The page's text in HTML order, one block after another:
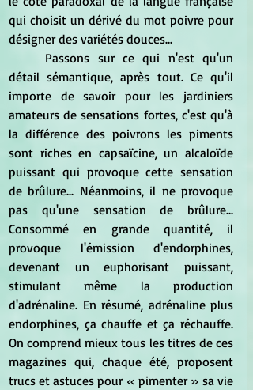
qui choisit un dérivé du mot poivre pour
désigner des variétés douces...
détail sémantique, après tout. Ce qu'il
importe de savoir pour les jardiniers
amateurs de sensations fortes, c'est qu'à
la différence des poivrons les piments
sont riches en capsaïcine, un alcaloïde
puissant qui provoque cette sensation
de brûlure... Néanmoins, il ne provoque
pas qu'une sensation de brûlure...
Consommé en grande quantité, il
provoque l'émission d'endorphines,
devenant un euphorisant puissant,
stimulant même la production
d'adrénaline. En résumé, adrénaline plus
endorphines, ça chauffe et ça réchauffe.
On comprend mieux tous les titres de ces
magazines qui, chaque été, proposent
trucs et astuces pour « pimenter » sa vie